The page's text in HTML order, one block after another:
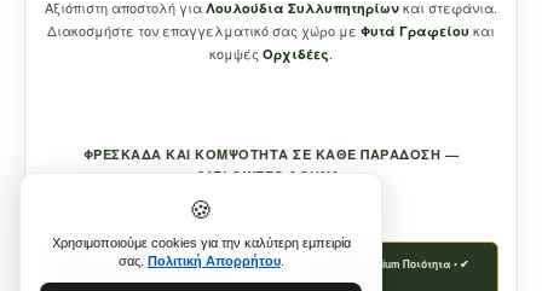
Αξιόπιστη αποστολή για Λουλούδια Συλλυπητηρίων και στεφάνια.
Διακοσμήστε τον επαγγελματικό σας χώρο με Φυτά Γραφείου και
κομψές Ορχιδέες.
ΦΡΕΣΚΆΔΑ ΚΑΙ ΚΟΜΨΌΤΗΤΑ ΣΕ ΚΆΘΕ ΠΑΡΆΔΟΣΗ —
21FLOWERS ΑΘΉΝΑ.
✔ Αυθημερόν Παράδοση • ✔ Φρέσκα Καθημερινά • ✔ Premium Ποιότητα • ✔
🍪
Χρησιμοποιούμε cookies για την καλύτερη εμπειρία
σας. Πολιτική Απορρήτου.